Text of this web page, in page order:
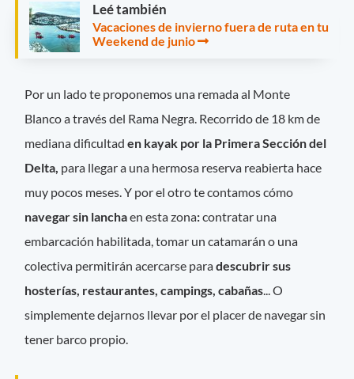
Leé también
Vacaciones de invierno fuera de ruta en tu
Weekend de junio
Por un lado te proponemos una remada al Monte
Blanco a través del Rama Negra. Recorrido de 18 km de
mediana dificultad en kayak por la Primera Sección del
Delta, para llegar a una hermosa reserva reabierta hace
muy pocos meses. Y por el otro te contamos cómo
navegar sin lanchaen esta zona:contratar una
embarcación habilitada, tomar un catamarán o una
colectiva permitirán acercarse paradescubrir sus
hosterías, restaurantes, campings, cabañas... O
simplemente dejarnos llevar por el placer de navegar sin
tener barco propio.